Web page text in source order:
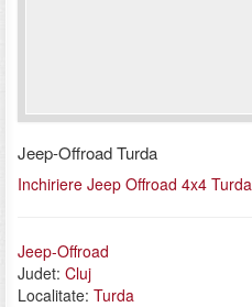
Jeep-Offroad Turda
Inchiriere Jeep Offroad 4x4 Turda
Jeep-Offroad
Judet: Cluj
Localitate: Turda